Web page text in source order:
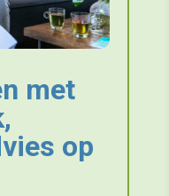
met
op